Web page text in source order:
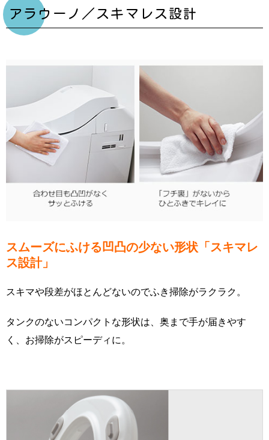
アラウーノ／スキマレス設計
スムーズにふける凹凸の少ない形状「スキマレ
ス設計」
スキマや段差がほとんどないのでふき掃除がラクラク。
タンクのないコンパクトな形状は、奥まで手が届きやす
く、お掃除がスピーディに。